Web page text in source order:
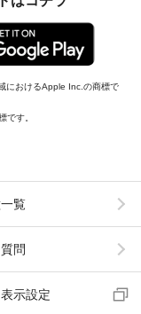
におけるApple Inc.の商標で
です。
覧
問
示設定